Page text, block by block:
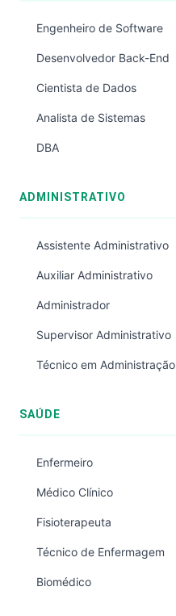
Engenheiro de Software
Desenvolvedor Back-End
Cientista de Dados
Analista de Sistemas
DBA
ADMINISTRATIVO
Assistente Administrativo
Auxiliar Administrativo
Administrador
Supervisor Administrativo
Técnico em Administração
SAÚDE
Enfermeiro
Médico Clínico
Fisioterapeuta
Técnico de Enfermagem
Biomédico